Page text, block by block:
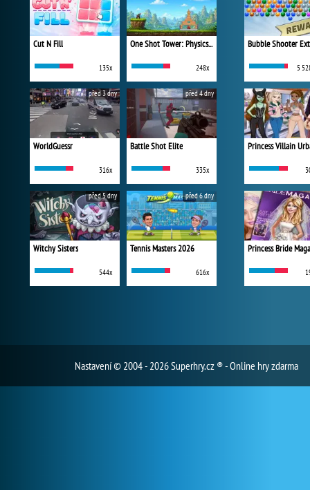
Cut N Fill
135x
One Shot Tower: Physics Destroyer
248x
WorldGuessr
316x
před 3 dny
Battle Shot Elite
335x
před 4 dny
Witchy Sisters
544x
před 5 dny
Tennis Masters 2026
616x
před 6 dny
Bubble Shooter
5
Princess Bride
Nastavení© 2004 - 2026 Superhry.cz ® - Online hry zdarma